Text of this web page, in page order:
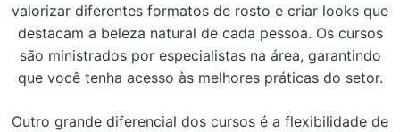
valorizar diferentes formatos de rosto e criar looks que
destacam a beleza natural de cada pessoa. Os cursos
são ministrados por especialistas na área, garantindo
que você tenha acesso às melhores práticas do setor.
Outro grande diferencial dos cursos é a flexibilidade de